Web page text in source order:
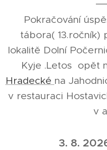
Pokračování
tábora( 13.ročník)
lokalitě Dolní
Kyje .Letos opět
Hradecké na
v restauraci
v
3. 8.